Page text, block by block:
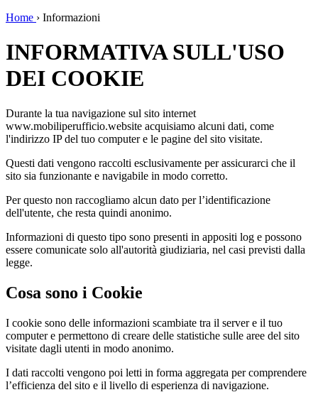
Home › Informazioni
INFORMATIVA SULL'USO
DEI COOKIE
Durante la tua navigazione sul sito internet
www.mobiliperufficio.website acquisiamo alcuni dati, come
l'indirizzo IP del tuo computer e le pagine del sito visitate.
Questi dati vengono raccolti esclusivamente per assicurarci che il
sito sia funzionante e navigabile in modo corretto.
Per questo non raccogliamo alcun dato per l’identificazione
dell'utente, che resta quindi anonimo.
Informazioni di questo tipo sono presenti in appositi log e possono
essere comunicate solo all'autorità giudiziaria, nel casi previsti dalla
legge.
Cosa sono i Cookie
I cookie sono delle informazioni scambiate tra il server e il tuo
computer e permettono di creare delle statistiche sulle aree del sito
visitate dagli utenti in modo anonimo.
I dati raccolti vengono poi letti in forma aggregata per comprendere
l’efficienza del sito e il livello di esperienza di navigazione.